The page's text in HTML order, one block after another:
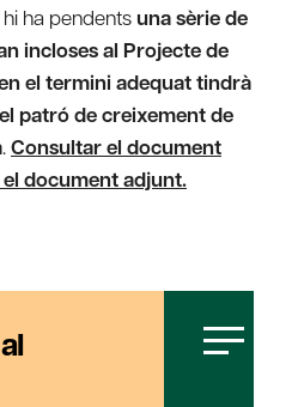
ha pendents una sèrie de
incloses al Projecte de
el termini adequat tindrà
patró de creixement de
.Consultar el document
document adjunt.